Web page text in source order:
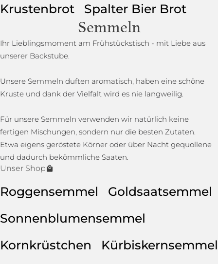
Krustenbrot
Spalter Bier Brot
Semmeln
Ihr Lieblingsmoment am Frühstückstisch - mit Liebe aus
unserer Backstube.
Unsere Semmeln duften aromatisch, haben eine schöne
Kruste und dank der Vielfalt wird es nie langweilig.
Für unsere Semmeln verwenden wir natürlich keine
fertigen Mischungen, sondern nur die besten Zutaten.
Etwa eigens geröstete Körner oder über Nacht gequollene
und dadurch bekömmliche Saaten.
Unser Shop
Roggensemmel
Goldsaatsemmel
Sonnenblumensemmel
Kornkrüstchen
Kürbiskernsemmel